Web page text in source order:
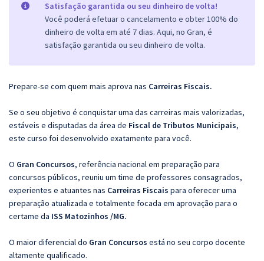
Satisfação garantida ou seu dinheiro de volta!
Você poderá efetuar o cancelamento e obter 100% do
dinheiro de volta em até 7 dias. Aqui, no Gran, é
satisfação garantida ou seu dinheiro de volta.
Prepare-se com quem mais aprova nas Carreiras Fiscais.
Se o seu objetivo é conquistar uma das carreiras mais valorizadas,
estáveis e disputadas da área de Fiscal de Tributos Municipais,
este curso foi desenvolvido exatamente para você.
O Gran Concursos, referência nacional em preparação para
concursos públicos, reuniu um time de professores consagrados,
experientes e atuantes nas Carreiras Fiscais para oferecer uma
preparação atualizada e totalmente focada em aprovação para o
certame da ISS Matozinhos /MG.
O maior diferencial do Gran Concursos está no seu corpo docente
altamente qualificado.